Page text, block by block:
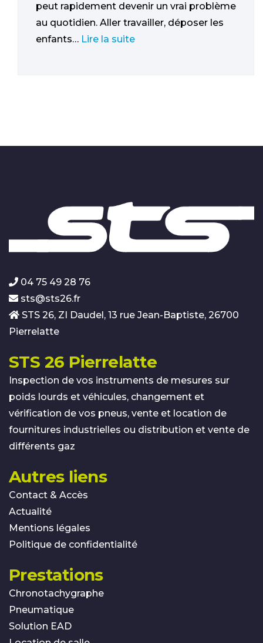
peut rapidement devenir un vrai problème
au quotidien. Aller travailler, déposer les
enfants… Lire la suite
04 75 49 28 76
sts@sts26.fr
STS 26, ZI Daudel, 13 rue Jean-Baptiste, 26700
Pierrelatte
STS 26 Pierrelatte
Inspection de vos instruments de mesures sur
poids lourds et véhicules, changement et
vérification de vos pneus, vente et location de
fournitures industrielles ou distribution et vente de
différents gaz
Autres liens
Contact & Accès
Actualité
Mentions légales
Politique de confidentialité
Prestations
Chronotachygraphe
Pneumatique
Solution EAD